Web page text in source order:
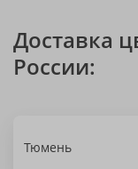
Доставка
России:
Тюмень